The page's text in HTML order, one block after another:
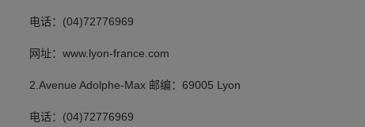
电话：(04)72776969
网址：www.lyon-france.com
2.Avenue Adolphe-Max 邮编：69005 Lyon
电话：(04)72776969